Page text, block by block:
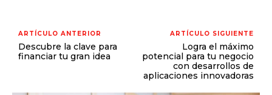
ARTÍCULO ANTERIOR
Descubre la clave para
financiar tu gran idea
ARTÍCULO SIGUIENTE
Logra el máximo
potencial para tu negocio
con desarrollos de
aplicaciones innovadoras